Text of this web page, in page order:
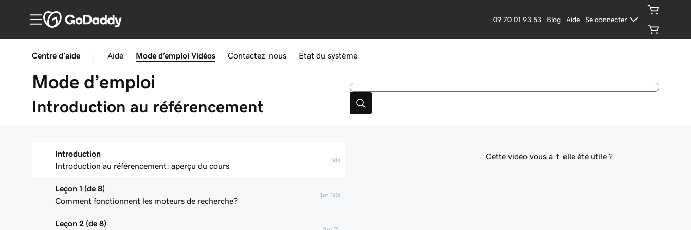
09 70 01 93 53 Blog Aide Se connecter
Centre d’aide Aide Mode d’emploi Vidéos Contactez-nous État du système
Mode d’emploi
Introduction au référencement
Introduction
Introduction au référencement: aperçu du cours
38s
Leçon 1 (de 8)
Comment fonctionnent les moteurs de recherche?
1m 30s
Leçon 2 (de 8)
Cette vidéo vous a-t-elle été utile ?